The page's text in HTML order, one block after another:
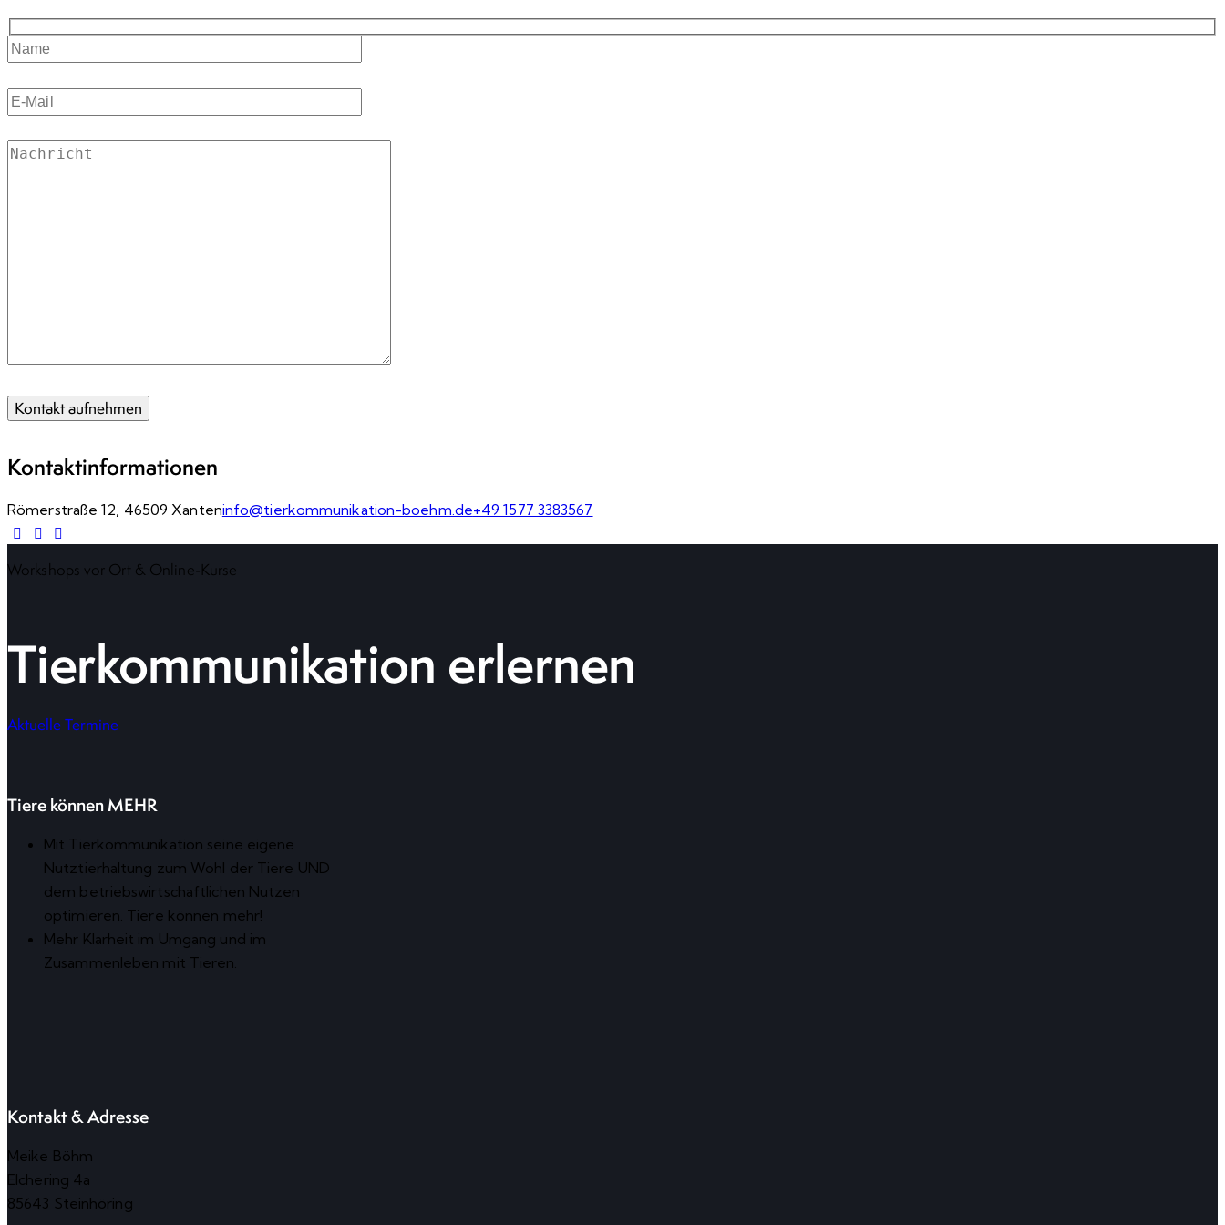
Kontaktinformationen
Römerstraße 12, 46509 Xanteninfo@tierkommunikation-boehm.de+49 1577 3383567
Workshops vor Ort & Online-Kurse
Tierkommunikation erlernen
Aktuelle Termine
Tiere können MEHR
Mit Tierkommunikation seine eigene
Nutztierhaltung zum Wohl der Tiere UND
dem betriebswirtschaftlichen Nutzen
optimieren. Tiere können mehr!
Mehr Klarheit im Umgang und im
Zusammenleben mit Tieren.
Kontakt & Adresse
Meike Böhm
Elchering 4a
85643 Steinhöring